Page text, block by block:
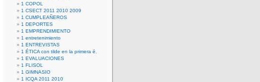
1 COPOL
1 CSECT 2011 2010 2009
1 CUMPLEAÑEROS
1 DEPORTES
1 EMPRENDIMIENTO
1 entretenimiento
1 ENTREVISTAS
1 ÉTICA con tilde en la primera é.
1 EVALUACIONES
1 FLISOL
1 GIMNASIO
1 ICQA 2011 2010